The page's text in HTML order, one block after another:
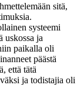
sitä,
systeemi
uskossa ja
paikalla oli
päästä
että tätä
ja todistajia oli